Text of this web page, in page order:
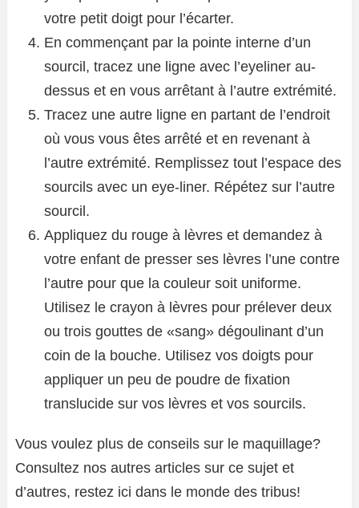
votre petit doigt pour l’écarter.
En commençant par la pointe interne d’un
sourcil, tracez une ligne avec l’eyeliner au-
dessus et en vous arrêtant à l’autre extrémité.
Tracez une autre ligne en partant de l’endroit
où vous vous êtes arrêté et en revenant à
l’autre extrémité. Remplissez tout l’espace des
sourcils avec un eye-liner. Répétez sur l’autre
sourcil.
Appliquez du rouge à lèvres et demandez à
votre enfant de presser ses lèvres l’une contre
l’autre pour que la couleur soit uniforme.
Utilisez le crayon à lèvres pour prélever deux
ou trois gouttes de «sang» dégoulinant d’un
coin de la bouche. Utilisez vos doigts pour
appliquer un peu de poudre de fixation
translucide sur vos lèvres et vos sourcils.
Vous voulez plus de conseils sur le maquillage?
Consultez nos autres articles sur ce sujet et
d’autres, restez ici dans le monde des tribus!